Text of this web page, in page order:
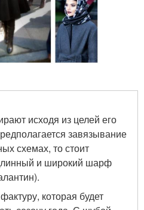
исходя из целей его
завязывание
схемах, то стоит
и широкий шарф
которая будет